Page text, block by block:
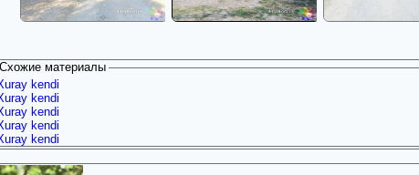
Схожие материалы
kendi
kendi
kendi
kendi
kendi